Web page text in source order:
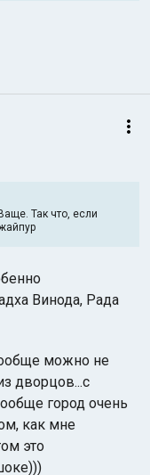
Так что, если
Винода, Рада
можно не
дворцов...с
город очень
как мне
это